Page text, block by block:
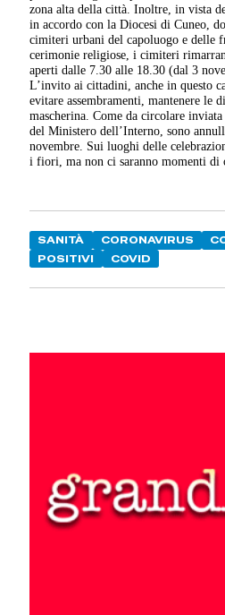
zona alta della città. Inoltre, in vista
in accordo con la Diocesi di Cuneo,
cimiteri urbani del capoluogo e delle
cerimonie religiose, i cimiteri
aperti dalle 7.30 alle 18.30 (dal 3
L’invito ai cittadini, anche in questo
evitare assembramenti, mantenere le
mascherina. Come da circolare
del Ministero dell’Interno, sono
novembre. Sui luoghi delle
i fiori, ma non ci saranno momenti di
SANITÀ CORONAVIRUS
POSITIVI
COVID